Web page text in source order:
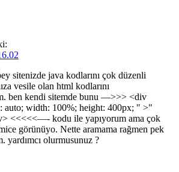
sitenizde java kodlarını çok düzenli
vesile olan html kodlarını
ben kendi sitemde bunu —>>> <div
auto; width: 100%; height: 400px; " >"
<<<<<—- kodu ile yapıyorum ama çok
görünüyo. Nette aramama rağmen pek
yardımcı olurmusunuz ?